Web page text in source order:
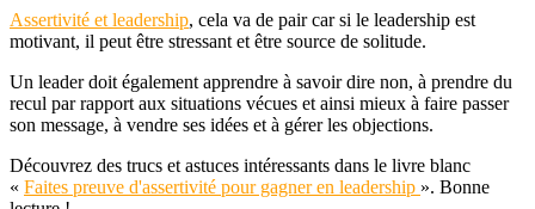
Assertivité et leadership, cela va de pair car si le leadership est
motivant, il peut être stressant et être source de solitude.
Un leader doit également apprendre à savoir dire non, à prendre du
recul par rapport aux situations vécues et ainsi mieux à faire passer
son message, à vendre ses idées et à gérer les objections.
Découvrez des trucs et astuces intéressants dans le livre blanc
« Faites preuve d'assertivité pour gagner en leadership ». Bonne